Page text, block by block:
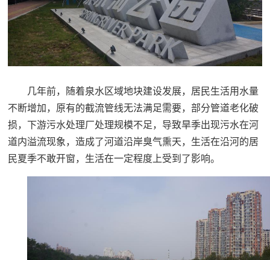
几年前，随着泉水区域地块建设发展，居民生活用水量
不断增加，原有的截流管线无法满足需要，部分管道老化破
损，下游污水处理厂处理规模不足，导致旱季出现污水在河
道内溢流现象，造成了河道沿岸臭气熏天，生活在沿河的居
民夏季不敢开窗，生活在一定程度上受到了影响。